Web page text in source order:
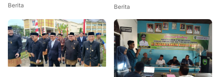
Berita Berita